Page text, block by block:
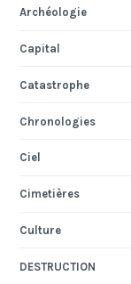
Archéologie
Capital
Catastrophe
Chronologies
Ciel
Cimetières
Culture
DESTRUCTION